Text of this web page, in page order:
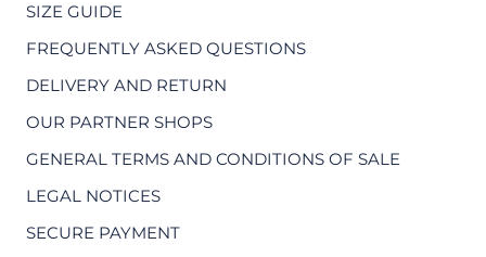
SIZE GUIDE
FREQUENTLY ASKED QUESTIONS
DELIVERY AND RETURN
OUR PARTNER SHOPS
GENERAL TERMS AND CONDITIONS OF SALE
LEGAL NOTICES
SECURE PAYMENT